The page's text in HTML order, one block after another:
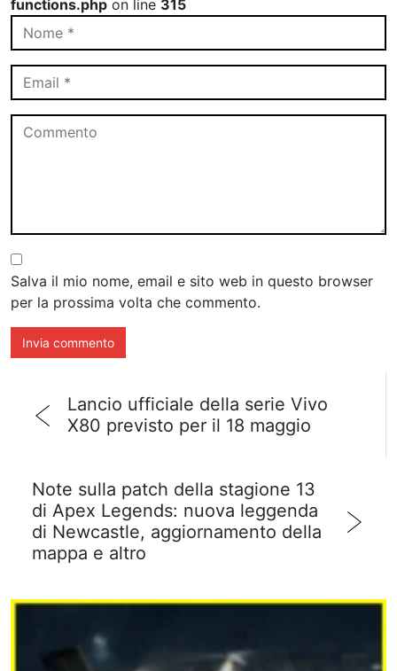
functions.php on line 315
Salva il mio nome, email e sito web in questo browser
per la prossima volta che commento.
Lancio ufficiale della serie Vivo
X80 previsto per il 18 maggio
Note sulla patch della stagione 13
di Apex Legends: nuova leggenda
di Newcastle, aggiornamento della
mappa e altro